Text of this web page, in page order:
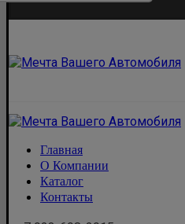
Главная
О Компании
Каталог
Контакты